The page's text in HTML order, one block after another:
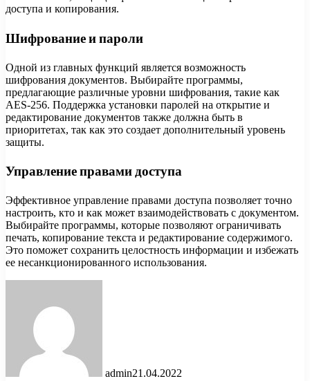
доступа и копирования.
Шифрование и пароли
Одной из главных функций является возможность
шифрования документов. Выбирайте программы,
предлагающие различные уровни шифрования, такие как
AES-256. Поддержка установки паролей на открытие и
редактирование документов также должна быть в
приоритетах, так как это создает дополнительный уровень
защиты.
Управление правами доступа
Эффективное управление правами доступа позволяет точно
настроить, кто и как может взаимодействовать с документом.
Выбирайте программы, которые позволяют ограничивать
печать, копирование текста и редактирование содержимого.
Это поможет сохранить целостность информации и избежать
ее несанкционированного использования.
admin21.04.2022